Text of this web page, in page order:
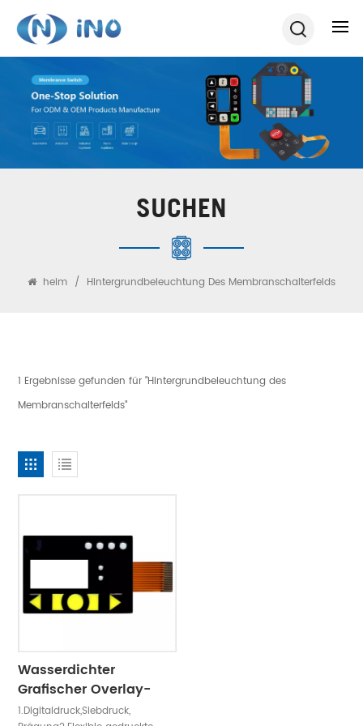
SUCHEN
heim / Hintergrundbeleuchtung Des Membranschalterfelds
1 Ergebnisse gefunden für "Hintergrundbeleuchtung des
Membranschalterfelds"
Wasserdichter
Grafischer Overlay-
LED-Membranschalter
1.Digitaldruck,Siebdruck,